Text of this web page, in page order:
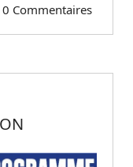
0 Commentaires